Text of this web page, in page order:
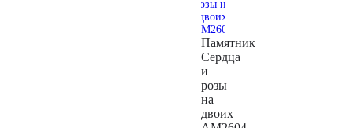
Памятник
Сердца
и
розы
на
двоих